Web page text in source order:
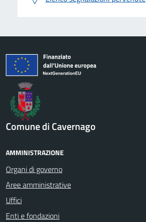
Comune di Cavernago
AMMINISTRAZIONE
Organi di governo
Aree amministrative
Uffici
Enti e fondazioni